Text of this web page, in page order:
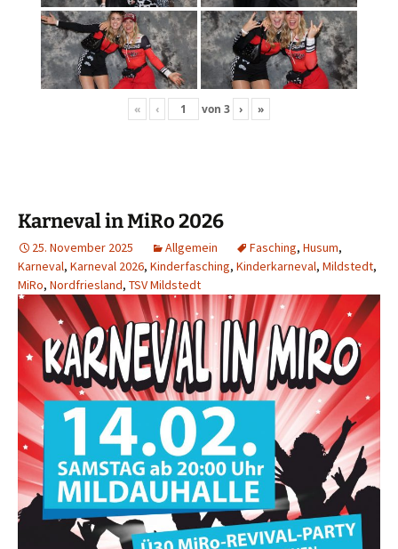
« ‹ von 3 › »
Karneval in MiRo 2026
25. November 2025 Allgemein Fasching, Husum,
Karneval, Karneval 2026, Kinderfasching, Kinderkarneval, Mildstedt,
MiRo, Nordfriesland, TSV Mildstedt